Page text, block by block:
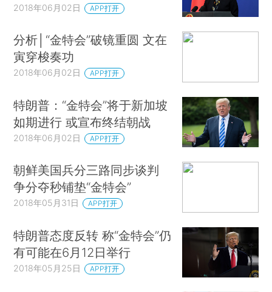
2018年06月02日 APP打开
分析│“金特会”破镜重圆 文在
寅穿梭奏功
2018年06月02日 APP打开
特朗普：“金特会”将于新加坡
如期进行 或宣布终结朝战
2018年06月02日 APP打开
朝鲜美国兵分三路同步谈判
争分夺秒铺垫“金特会”
2018年05月31日 APP打开
特朗普态度反转 称“金特会”仍
有可能在6月12日举行
2018年05月25日 APP打开